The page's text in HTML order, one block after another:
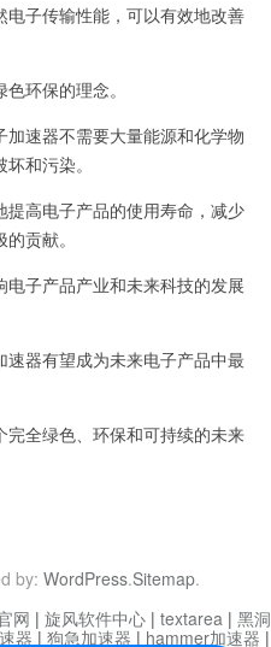
子传输性能，可以有效地改善
环保的理念。
速器不需要大量能源和化学物
和污染。
高电子产品的使用寿命，减少
贡献。
子产品产业和未来科技的发展
器有望成为未来电子产品中最
全绿色、环保和可持续的未来
by: WordPress.Sitemap.
网 | 旋风软件中心 | textarea | 黑
器 | 狗急加速器 | hammer加速器